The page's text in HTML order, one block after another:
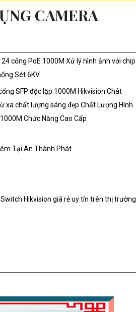
CAMERA
cổng PoE 1000M Xử lý hình ảnh với chip
Sét 6KV
SFP độc lập 1000M Hikvision Chât
xa chất lượng sáng đẹp Chất Lượng Hình
Chức Năng Cao Cấp
Tại An Thành Phát
Hikvision giá rẻ uy tín trên thị trường